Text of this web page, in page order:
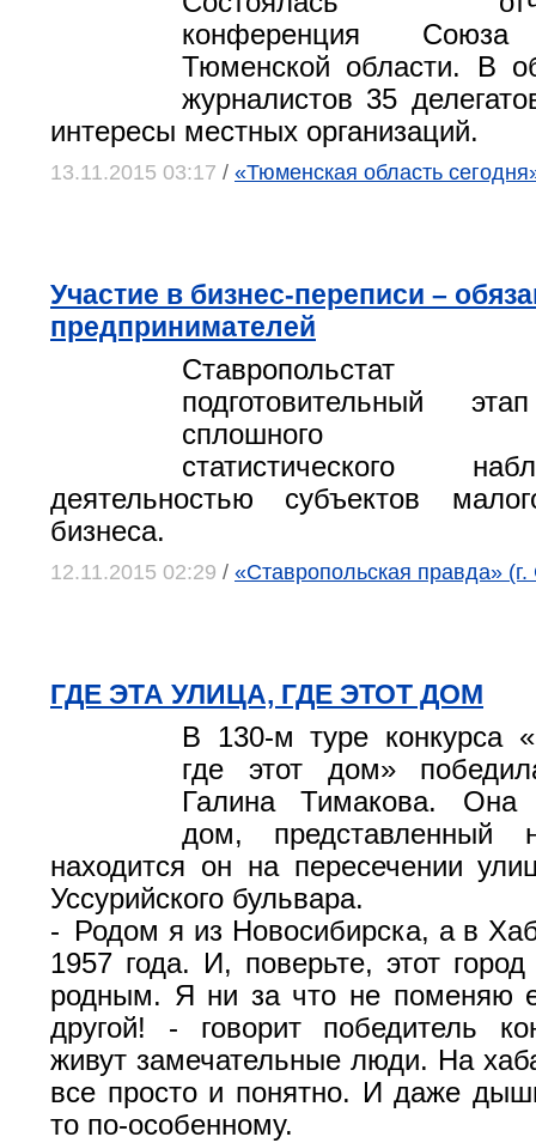
конференция Союза
Тюменской области. В
журналистов 35
интересы местных организаций.
13.11.2015 03:17 / «Тюменская область
Участие в бизнес-переписи –
предпринимателей
Ставропольстат
подготовительный
сплошного
статистического
деятельностью субъектов
бизнеса.
12.11.2015 02:29 / «Ставропольская правда»
ГДЕ ЭТА УЛИЦА, ГДЕ ЭТОТ ДОМ
В 130-м туре конкурса
где этот дом»
Галина Тимакова. Она
дом,
находится он на пересечении
Уссурийского бульвара.
- Родом я из Новосибирска, а в
1957 года. И, поверьте, этот
родным. Я ни за что не поменяю
другой! - говорит победитель
живут замечательные люди. На
все просто и понятно. И даже
то по-особенному.